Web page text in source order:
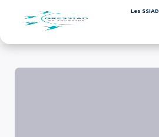
Les SSIAD